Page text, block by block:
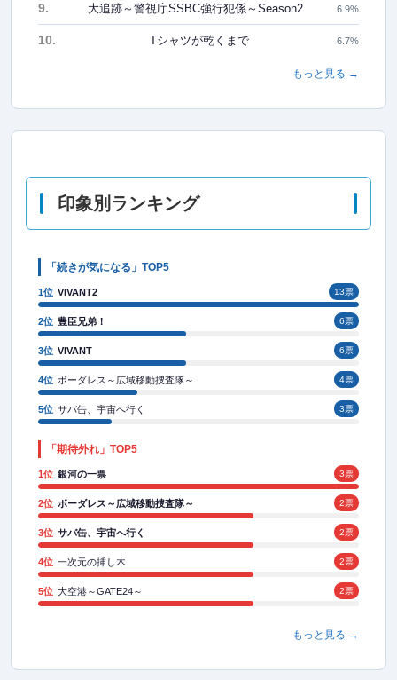
9. 大追跡～警視庁SSBC強行犯係～Season2 6.9%
10. Tシャツが乾くまで 6.7%
もっと見る →
印象別ランキング
「続きが気になる」TOP5
1位 VIVANT2 13票
2位 豊臣兄弟！ 6票
3位 VIVANT 6票
4位 ボーダレス～広域移動捜査隊～ 4票
5位 サバ缶、宇宙へ行く 3票
「期待外れ」TOP5
1位 銀河の一票 3票
2位 ボーダレス～広域移動捜査隊～ 2票
3位 サバ缶、宇宙へ行く 2票
4位 一次元の挿し木 2票
5位 大空港～GATE24～ 2票
もっと見る →